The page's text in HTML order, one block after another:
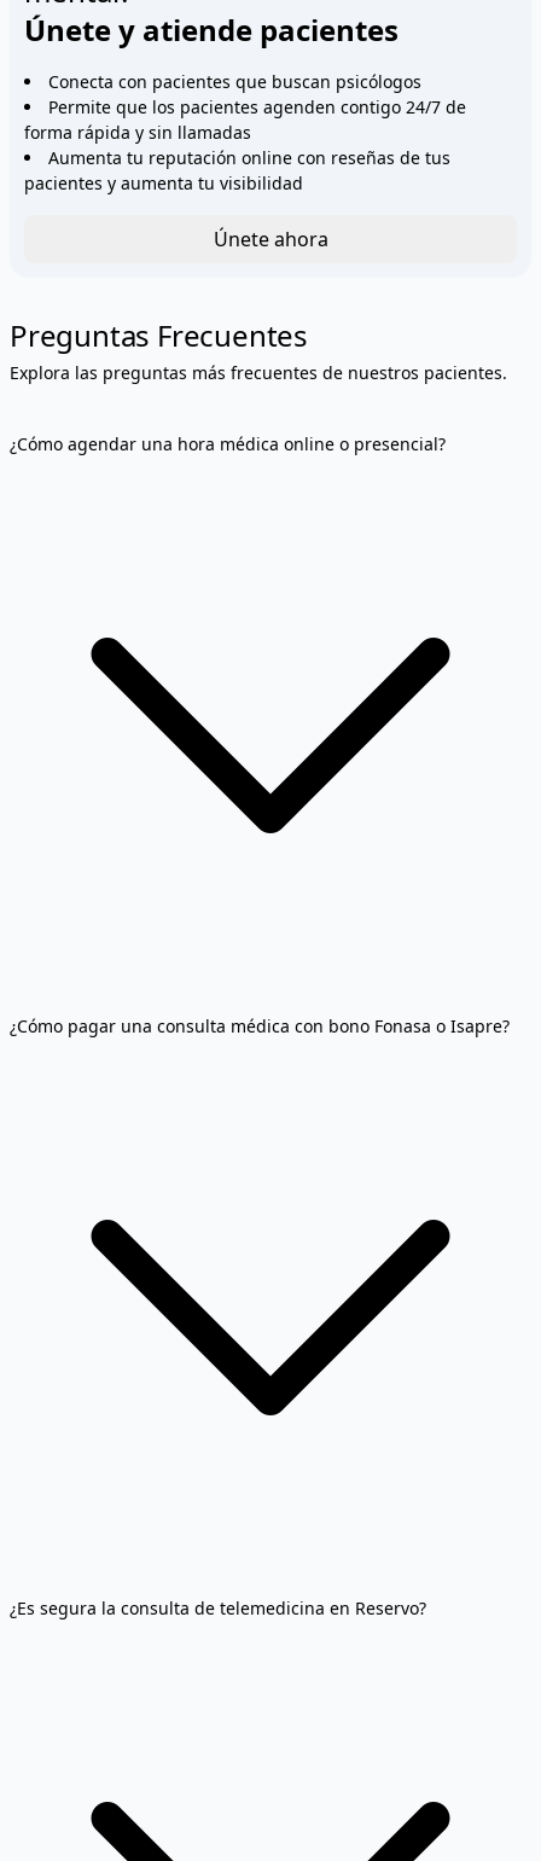
Únete y atiende pacientes
Conecta con pacientes que buscan psicólogos
Permite que los pacientes agenden contigo 24/7 de
forma rápida y sin llamadas
Aumenta tu reputación online con reseñas de tus
pacientes y aumenta tu visibilidad
Únete ahora
Preguntas Frecuentes
Explora las preguntas más frecuentes de nuestros pacientes.
¿Cómo agendar una hora médica online o presencial?
¿Cómo pagar una consulta médica con bono Fonasa o Isapre?
¿Es segura la consulta de telemedicina en Reservo?